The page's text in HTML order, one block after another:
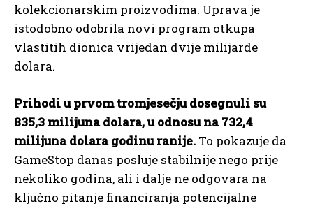
kolekcionarskim proizvodima. Uprava je
istodobno odobrila novi program otkupa
vlastitih dionica vrijedan dvije milijarde
dolara.
Prihodi u prvom tromjesečju dosegnuli su
835,3 milijuna dolara, u odnosu na 732,4
milijuna dolara godinu ranije. To pokazuje da
GameStop danas posluje stabilnije nego prije
nekoliko godina, ali i dalje ne odgovara na
ključno pitanje financiranja potencijalne